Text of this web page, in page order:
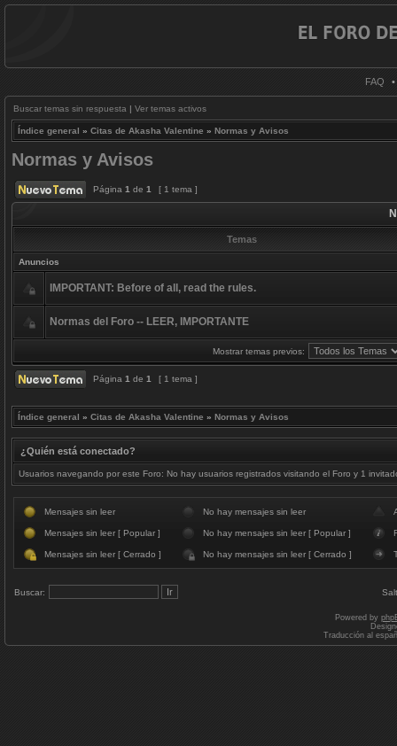
FAQ •
Buscar temas sin respuesta | Ver temas activos
Índice general » Citas de Akasha Valentine » Normas y Avisos
Normas y Avisos
Página 1 de 1 [ 1 tema ]
Temas
Anuncios
IMPORTANT: Before of all, read the rules.
Normas del Foro -- LEER, IMPORTANTE
Mostrar temas previos:
Página 1 de 1 [ 1 tema ]
Índice general » Citas de Akasha Valentine » Normas y Avisos
¿Quién está conectado?
Usuarios navegando por este Foro: No hay usuarios registrados visitando el Foro y 1
Mensajes sin leer No hay mensajes sin leer
Mensajes sin leer [ Popular ] No hay mensajes sin leer [ Popular ]
Mensajes sin leer [ Cerrado ] No hay mensajes sin leer [ Cerrado ]
Buscar:
Powered by
Traducción al